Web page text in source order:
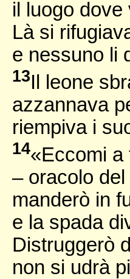
il luogo
Là si
e nessuno li
13Il leone
azzannava
riempiva i
14«Eccomi a
– oracolo
manderò in
e la spada
Distruggerò
non si udrà